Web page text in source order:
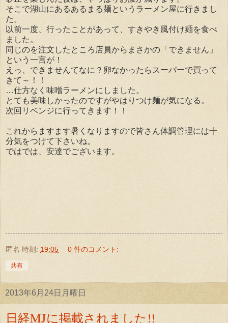
そこで湖山にあるあるまる麺というラーメン屋に行きまし
た。
以前一度、行ったことがあって、すきやき風付け麺を食べ
ました。
同じのを注文したところ店員からまさかの「できません」
という一言が！
えっ、できませんてなに？卵なかったらスーパーで買って
きて～！！
…仕方なく味噌ラーメンにしました。
とても美味しかったのですがやはりつけ麺が気になる。
次回リベンジに行ってきます！！
これからますます暑くなりますので皆さん体調管理には十
分気をつけて下さいね。
ではでは、安達でございます。
匿名 時刻: 19:05 0 件のコメント:
共有
2013年6月24日月曜日
日経MJに掲載されました!!